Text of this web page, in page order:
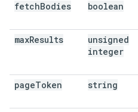
fetchBodies boolean
maxResults
unsigned
integer
pageToken string